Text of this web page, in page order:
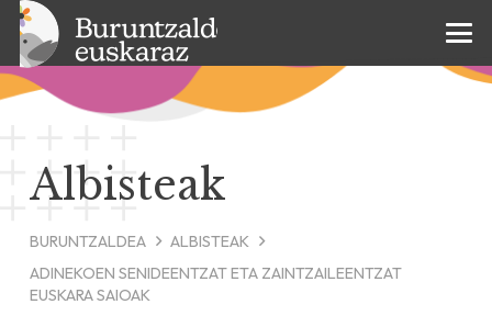
Albisteak
BURUNTZALDEA
ALBISTEAK
ADINEKOEN SENIDEENTZAT ETA ZAINTZAILEENTZAT
EUSKARA SAIOAK